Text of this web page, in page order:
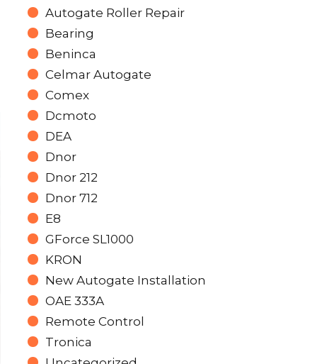
Autogate Roller Repair
Bearing
Beninca
Celmar Autogate
Comex
Dcmoto
DEA
Dnor
Dnor 212
Dnor 712
E8
GForce SL1000
KRON
New Autogate Installation
OAE 333A
Remote Control
Tronica